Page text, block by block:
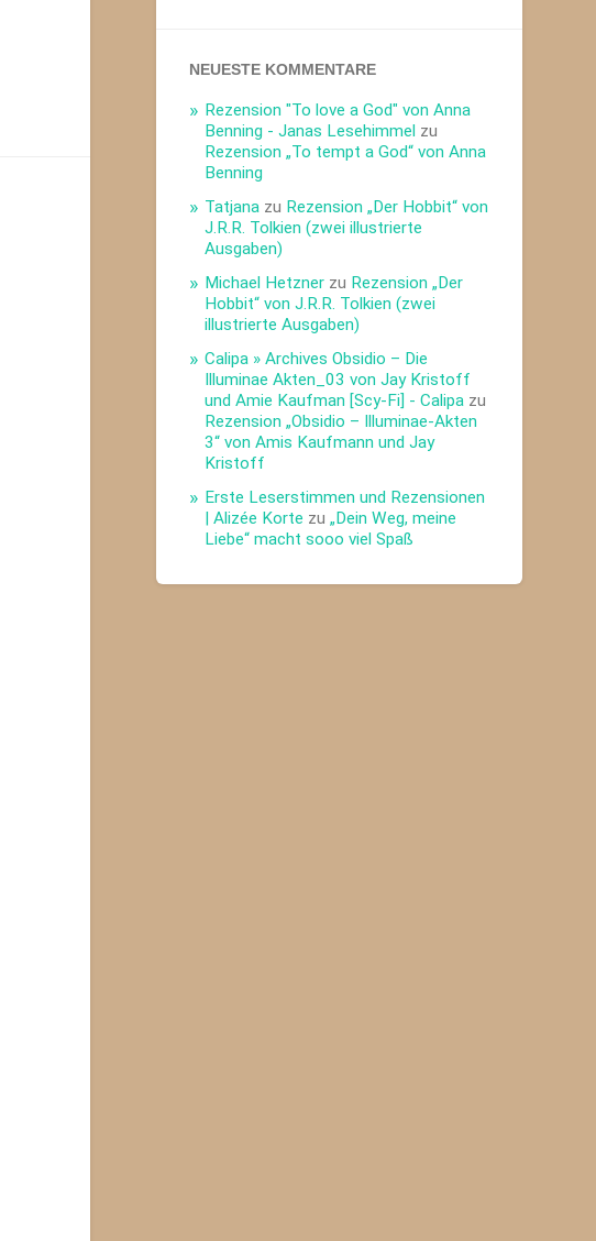
NEUESTE KOMMENTARE
Rezension "To love a God" von Anna
Benning - Janas Lesehimmel zu
Rezension „To tempt a God“ von Anna
Benning
Tatjana zu Rezension „Der Hobbit“ von
J.R.R. Tolkien (zwei illustrierte
Ausgaben)
Michael Hetzner zu Rezension „Der
Hobbit“ von J.R.R. Tolkien (zwei
illustrierte Ausgaben)
Calipa » Archives Obsidio – Die
Illuminae Akten_03 von Jay Kristoff
und Amie Kaufman [Scy-Fi] - Calipa zu
Rezension „Obsidio – Illuminae-Akten
3“ von Amis Kaufmann und Jay
Kristoff
Erste Leserstimmen und Rezensionen
| Alizée Korte zu„Dein Weg, meine
Liebe“ macht sooo viel Spaß